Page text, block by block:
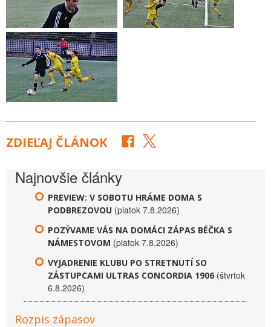
ZDIEĽAJ ČLÁNOK
Najnovšie články
PREVIEW: V SOBOTU HRÁME DOMA S
PODBREZOVOU (piatok 7.8.2026)
POZÝVAME VÁS NA DOMÁCI ZÁPAS BÉČKA S
NÁMESTOVOM (piatok 7.8.2026)
VYJADRENIE KLUBU PO STRETNUTÍ SO
ZÁSTUPCAMI ULTRAS CONCORDIA 1906 (štvrtok
6.8.2026)
Rozpis zápasov